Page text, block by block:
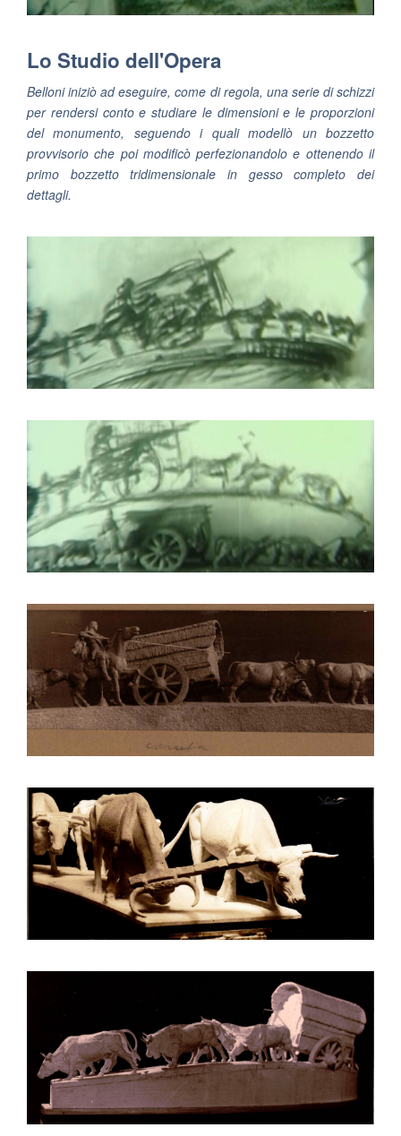
Lo Studio dell'Opera
Belloni iniziò ad eseguire, come di regola, una serie di schizzi
per rendersi conto e studiare le dimensioni e le proporzioni
del monumento, seguendo i quali modellò un bozzetto
provvisorio che poi modificò perfezionandolo e ottenendo il
primo bozzetto tridimensionale in gesso completo dei
dettagli.